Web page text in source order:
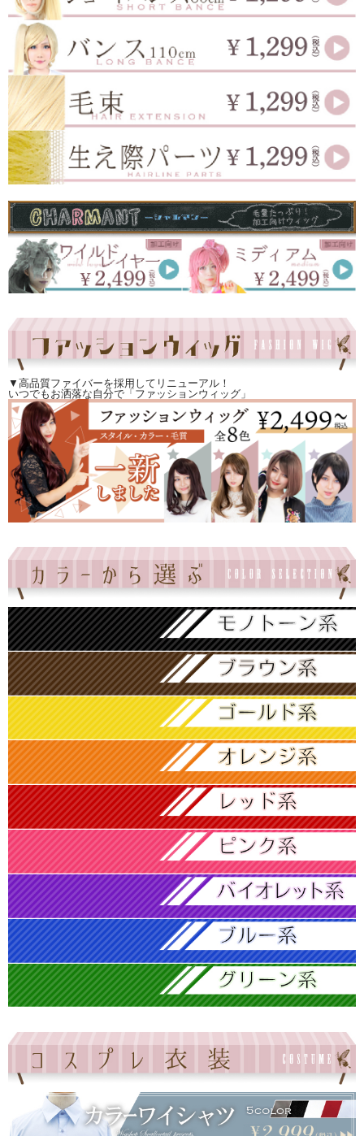
▼高品質ファイバーを採用してリニューアル！
いつでもお洒落な自分で「ファッションウィッグ」